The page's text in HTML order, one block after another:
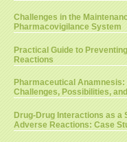
Challenges in the
Pharmacovigilance System
Practical Guide to
Reactions
Pharmaceutical
Challenges, Possibilities,
Drug-Drug Interactions as a
Adverse Reactions: Case